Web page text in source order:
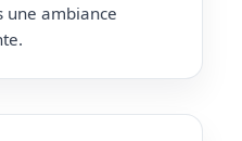
une ambiance